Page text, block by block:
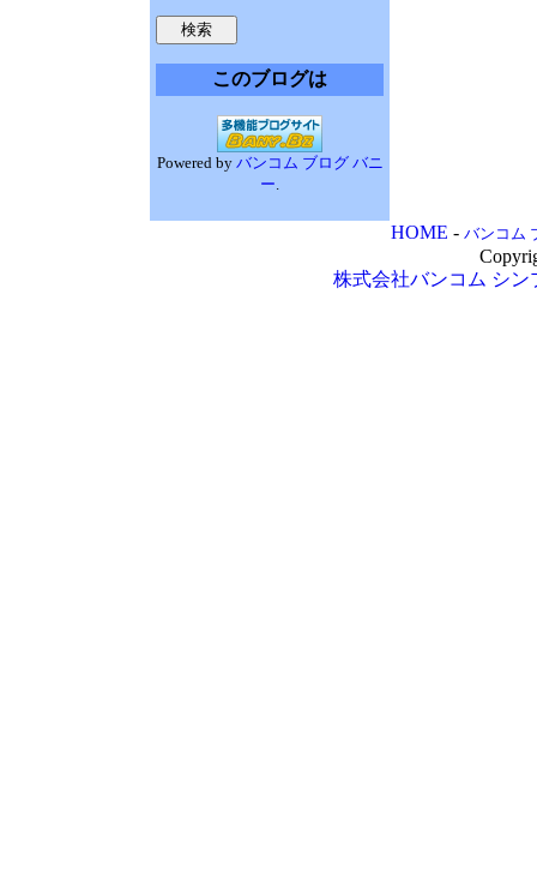
このブログは
Powered by バンコム ブログ バニ
ー.
HOME - バンコム
株式会社バンコム シン